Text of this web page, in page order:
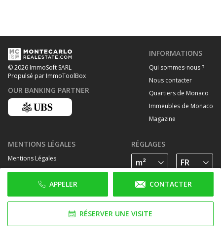
APPELER CONTACTER
RÉSERVER UNE VISITE
© 2026 ImmoSoft SARL
Propulsé par ImmoToolBox
OUR BANKING PARTNER
INFORMATIONS
Qui sommes-nous ?
Nous contacter
Quartiers de Monaco
Immeubles de Monaco
Magazine
MENTIONS LÉGALES
Mentions Légales
Traitement des données personelles
Politique de cookies
RÉGLAGES
SUIVEZ-NOUS SUR